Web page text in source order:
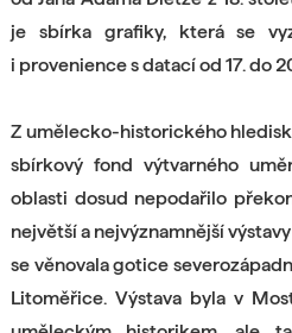
je sbírka grafiky, která se
i provenience s datací od 17. do
Z umělecko-historického
sbírkový fond výtvarného
oblasti dosud nepodařilo
největší a nejvýznamnější
se věnovala gotice
Litoměřice. Výstava byla v